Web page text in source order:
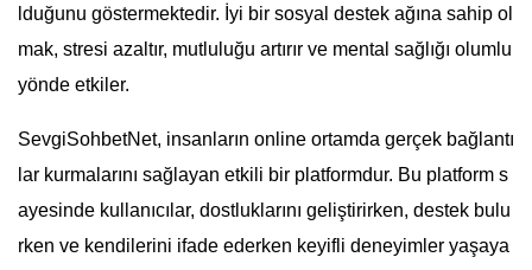
lduğunu göstermektedir. İyi bir sosyal destek ağına sahip ol
mak, stresi azaltır, mutluluğu artırır ve mental sağlığı olumlu
yönde etkiler.
SevgiSohbetNet, insanların online ortamda gerçek bağlantı
lar kurmalarını sağlayan etkili bir platformdur. Bu platform s
ayesinde kullanıcılar, dostluklarını geliştirirken, destek bulu
rken ve kendilerini ifade ederken keyifli deneyimler yaşaya